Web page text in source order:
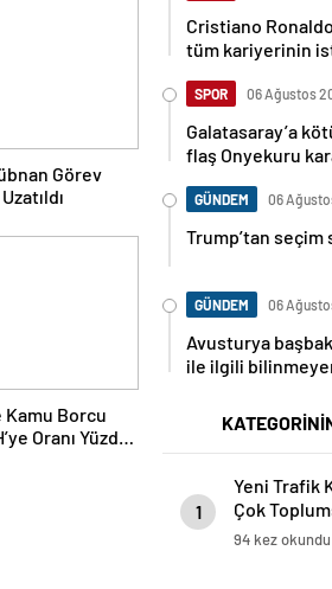
Görev
Kamu Borcu
Oranı Yüzde
Cristiano
tüm kariyerinin
SPOR 06 Ağustos
Galatasaray’a
flaş Onyekuru
GÜNDEM 06
Trump’tan seçim
GÜNDEM 06
Avusturya
ile ilgili
1
Yeni Trafik
Çok
94 kez okundu